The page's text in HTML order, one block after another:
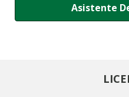
Asistente